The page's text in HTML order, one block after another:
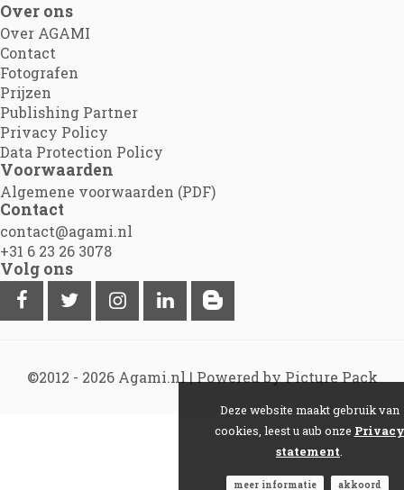
Over ons
Over AGAMI
Contact
Fotografen
Prijzen
Publishing Partner
Privacy Policy
Data Protection Policy
Voorwaarden
Algemene voorwaarden (PDF)
Contact
contact@agami.nl
+31 6 23 26 3078
Volg ons
©2012 - 2026 Agami.nl|Powered by Picture Pack
Deze website maakt gebruik van
cookies, leest u aub onze Privacy
statement
meer informatie akkoord